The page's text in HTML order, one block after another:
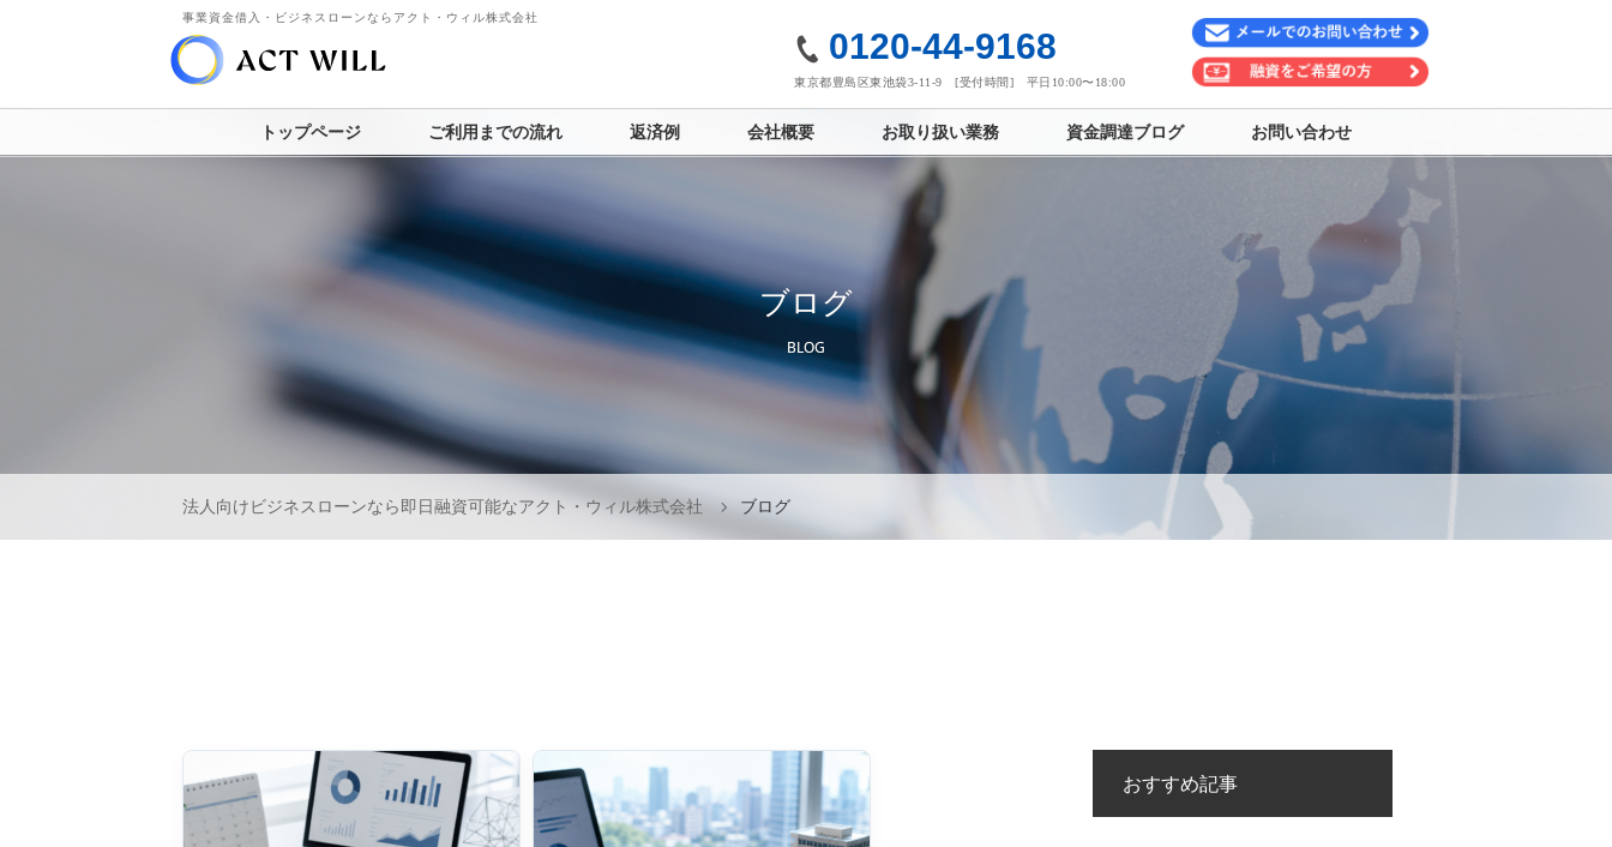
事業資金借入・ビジネスローンならアクト・ウィル株式会社
0120-44-9168
東京都豊島区東池袋3-11-9 [受付時間] 平日10:00〜18:00
トップページ ご利用までの流れ 返済例 会社概要 お取り扱い業務 資金調達ブログ お問い合わせ
ブログ
BLOG
法人向けビジネスローンなら即日融資可能なアクト・ウィル株式会社 ブログ
おすすめ記事